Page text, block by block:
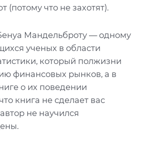
(потому что не захотят).
Мандельброту — одному
ученых в области
который полжизни
финансовых рынков, а в
о их поведении
книга не сделает вас
не научился